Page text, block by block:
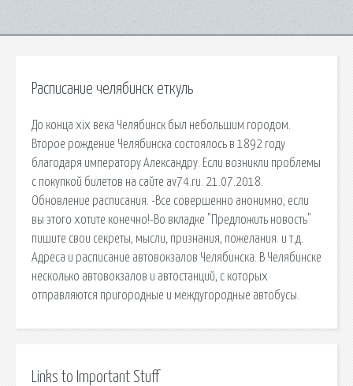
Расписание челябинск еткуль
До конца xix века Челябинск был небольшим городом.
Второе рождение Челябинска состоялось в 1892 году
благодаря императору Александру. Если возникли проблемы
с покупкой билетов на сайте av74.ru. 21.07.2018.
Обновление расписания. -Все совершенно анонимно, если
вы этого хотите конечно!-Во вкладке "Предложить новость"
пишите свои секреты, мысли, признания, пожелания. и т.д.
Адреса и расписание автовокзалов Челябинска. В Челябинске
несколько автовокзалов и автостанций, с которых
отправляются пригородные и междугородные автобусы.
Links to Important Stuff